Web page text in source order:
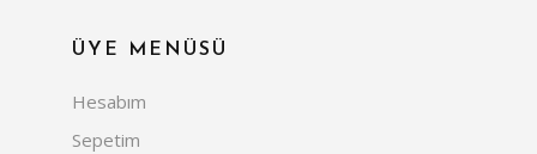
ÜYE MENÜSÜ
Hesabım
Sepetim